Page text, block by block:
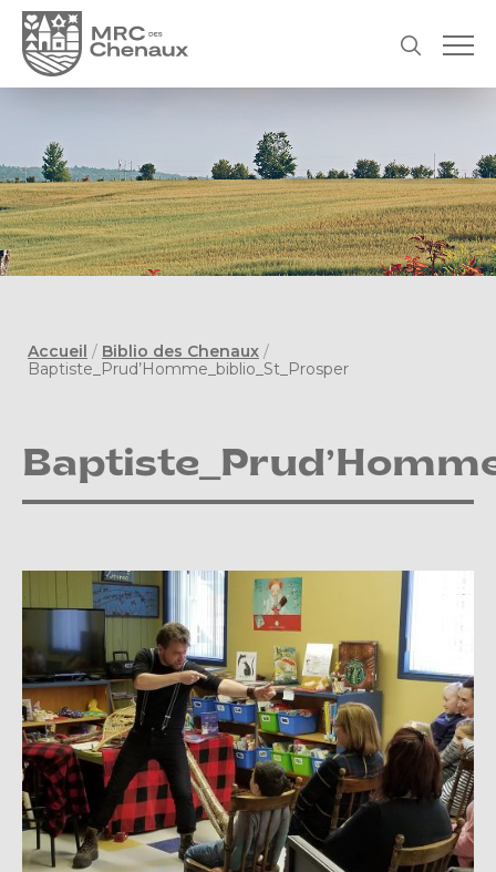
Accueil / Biblio des Chenaux /
Baptiste_Prud’Homme_biblio_St_Prosper